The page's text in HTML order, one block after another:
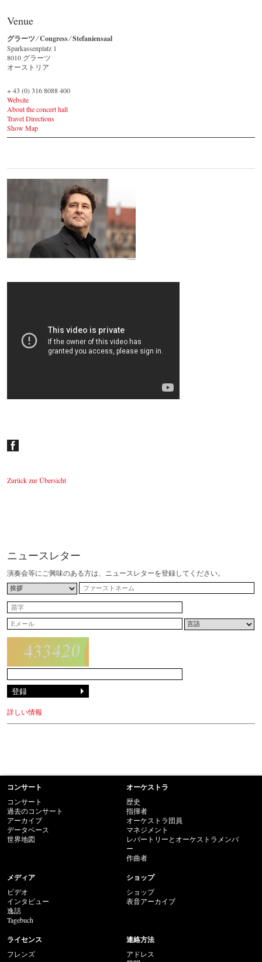
Venue
グラーツ ⁄ Congress ⁄ Stefaniensaal
Sparkassenplatz 1 ‎
8010 グラーツ
オーストリア
+ 43 (0) 316 8088 400
Website
About the concert hall
Travel Directions
Show Map
Zurück zur Übersicht
ニュースレター
演奏会等にご興味のある方は、ニュースレターを登録してください。
詳しい情報
コンサート
コンサート
過去のコンサート
アーカイブ
データベース
世界地図
オーケストラ
歴史
指揮者
オーケストラ団員
マネジメント
レパートリーとオーケストラメンバ
ー
作曲者
メディア
ビデオ
インタビュー
逸話
Tagebuch
ショップ
ショップ
表音アーカイブ
ライセンス
フレンズ
連絡方法
アドレス